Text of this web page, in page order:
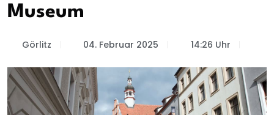
Museum
Görlitz 04. Februar 2025 14:26 Uhr